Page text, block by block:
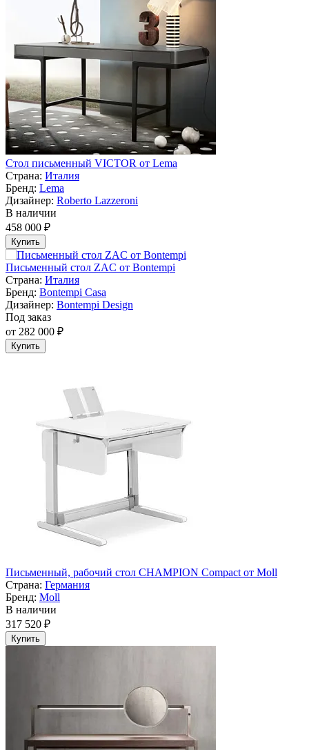
Стол письменный VICTOR от Lema
Страна: Италия
Бренд: Lema
Дизайнер: Roberto Lazzeroni
В наличии
458 000 ₽
Купить
Письменный стол ZAC от Bontempi
Страна: Италия
Бренд: Bontempi Casa
Дизайнер: Bontempi Design
Под заказ
от 282 000 ₽
Купить
Письменный, рабочий стол CHAMPION Compact от Moll
Страна: Германия
Бренд: Moll
В наличии
317 520 ₽
Купить